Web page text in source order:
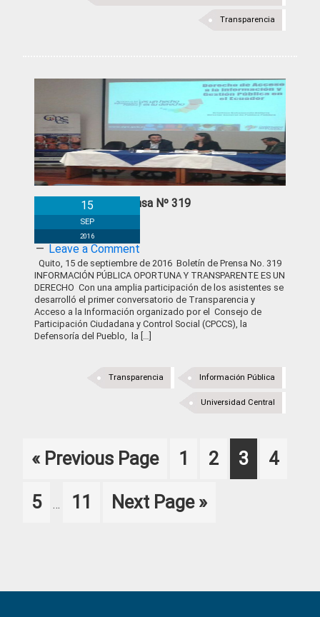
Transparencia
Boletín de Prensa Nº 319
15
SEP
2016
Leave a Comment
Quito, 15 de septiembre de 2016 Boletín de Prensa No. 319
INFORMACIÓN PÚBLICA OPORTUNA Y TRANSPARENTE ES UN
DERECHO Con una amplia participación de los asistentes se
desarrolló el primer conversatorio de Transparencia y
Acceso a la Información organizado por el Consejo de
Participación Ciudadana y Control Social (CPCCS), la
Defensoría del Pueblo, la […]
Información Pública
Transparencia
Universidad Central
« Go
Previous Page Page
1 Page
2 Page
3 Page
4
Page
5
pages
… Page
11
Go
Next Page »